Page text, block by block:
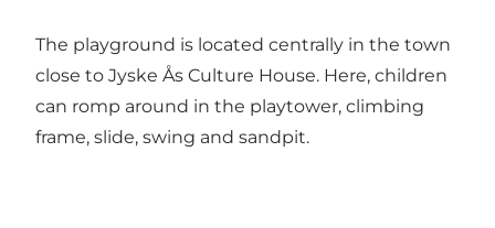
The playground is located centrally in the town
close to Jyske Ås Culture House. Here, children
can romp around in the playtower, climbing
frame, slide, swing and sandpit.